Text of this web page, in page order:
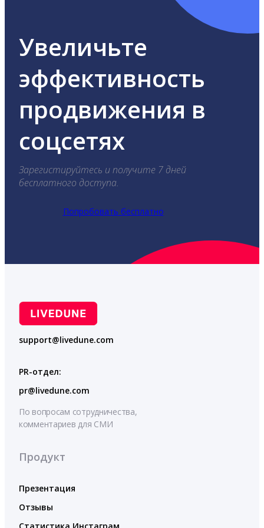
Увеличьте
эффективность
продвижения в
соцсетях
Зарегистируйтесь и получите 7 дней
бесплатного доступа.
Попробовать бесплатно
support@livedune.com
PR-отдел:
pr@livedune.com
По вопросам сотрудничества,
комментариев для СМИ
Продукт
Презентация
Отзывы